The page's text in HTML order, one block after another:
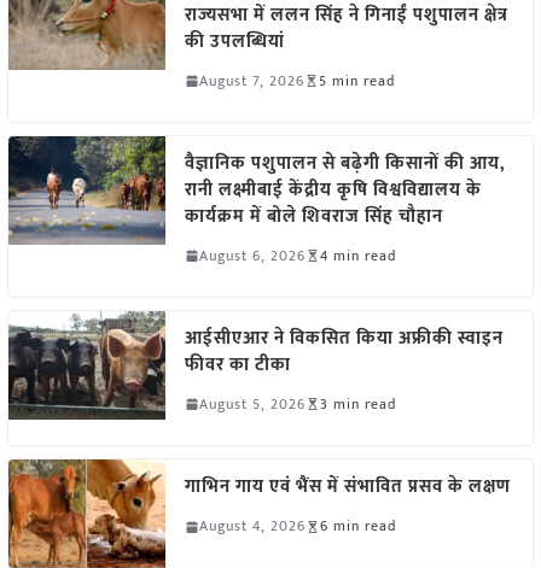
राज्यसभा में ललन सिंह ने गिनाईं पशुपालन क्षेत्र
की उपलब्धियां
August 7, 2026 5 min read
वैज्ञानिक पशुपालन से बढ़ेगी किसानों की आय,
रानी लक्ष्मीबाई केंद्रीय कृषि विश्वविद्यालय के
कार्यक्रम में बोले शिवराज सिंह चौहान
August 6, 2026 4 min read
आईसीएआर ने विकसित किया अफ्रीकी स्वाइन
फीवर का टीका
August 5, 2026 3 min read
गाभिन गाय एवं भैंस में संभावित प्रसव के लक्षण
August 4, 2026 6 min read